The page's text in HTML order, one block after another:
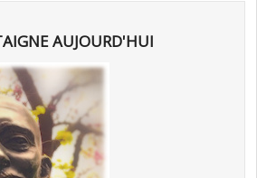
AUJOURD'HUI